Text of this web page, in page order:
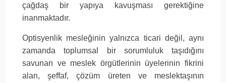
çağdaş bir yapıya kavuşması gerektiğine
inanmaktadır.
Optisyenlik mesleğinin yalnızca ticari değil, aynı
zamanda toplumsal bir sorumluluk taşıdığını
savunan ve meslek örgütlerinin üyelerinin fikrini
alan, şeffaf, çözüm üreten ve meslektaşının